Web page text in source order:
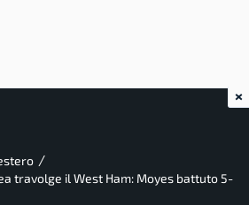
/
travolge il West Ham: Moyes battuto 5-
×